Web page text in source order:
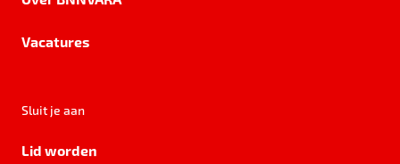
Vacatures
Sluit je aan
Lid worden